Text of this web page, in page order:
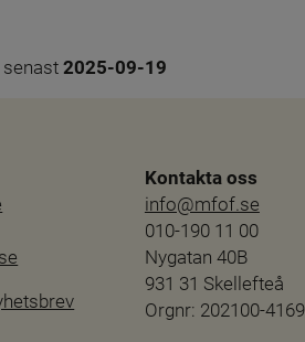
senast 2025-09-19
Kontakta oss
info@mfof.se
010-190 11 00
Nygatan 40B
931 31 Skellefteå
Orgnr: 202100-4169